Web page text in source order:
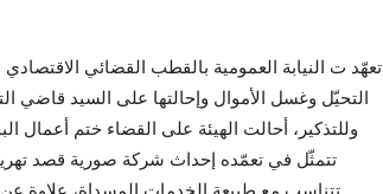
تعهّد ت النيابة العمومية بالقطب القضائي الاقتصادي
التحيّل وغسل الأموال وإحالتها على السيد قاضي
وللتذكير، أحالت الهيئة على القضاء ختم
تتمثّل في تعمّده إحداث شركة صورية قصد